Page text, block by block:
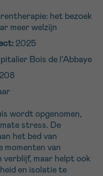
het bezoek
meer welzijn
2025
Bois de l’Abbaye
wordt opgenomen,
stress. De
het bed van
momenten van
maar helpt ook
en isolatie te